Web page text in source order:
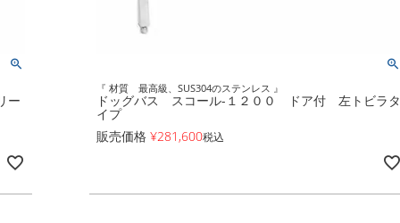
ー
『 材質 最高級、SUS304のステンレス 』
ドッグバス スコール-１２００ ドア付 左トビラタ
イプ
販売価格 ¥281,600税込